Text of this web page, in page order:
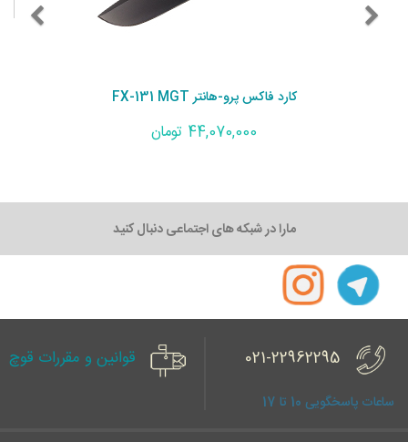
کارد فاکس پرو-هانتر FX-131 MGT
44,070,000 تومان
مارا در شبکه های اجتماعی دنبال کنید
021-22962295
ساعات پاسخگویی 10 تا 17
قوانین و مقررات قوچ